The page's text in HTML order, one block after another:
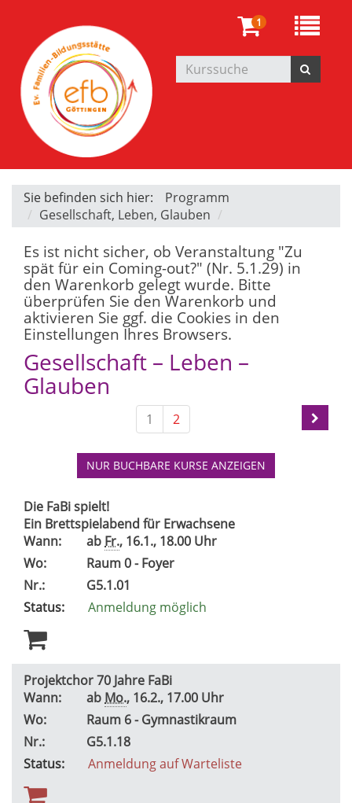
1
Sie befinden sich hier:
Programm
Gesellschaft, Leben, Glauben
Es ist nicht sicher, ob Veranstaltung "Zu
spät für ein Coming-out?" (Nr. 5.1.29) in
den Warenkorb gelegt wurde. Bitte
überprüfen Sie den Warenkorb und
aktivieren Sie ggf. die Cookies in den
Einstellungen Ihres Browsers.
Gesellschaft – Leben –
Glauben
1 2
NUR BUCHBARE KURSE ANZEIGEN
Die FaBi spielt!
Ein Brettspielabend für Erwachsene
Wann:
ab Fr., 16.1., 18.00 Uhr
Wo:
Raum 0 - Foyer
Nr.:
G5.1.01
Status:
Anmeldung möglich
Projektchor 70 Jahre FaBi
Wann:
ab Mo., 16.2., 17.00 Uhr
Wo:
Raum 6 - Gymnastikraum
Nr.:
G5.1.18
Status:
Anmeldung auf Warteliste